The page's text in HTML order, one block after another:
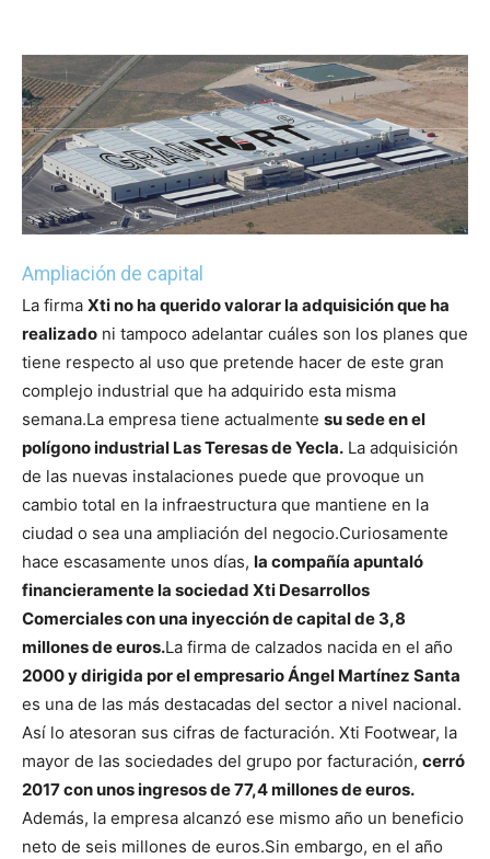
Ampliación de capital
La firma Xti no ha querido valorar la adquisición que ha
realizado ni tampoco adelantar cuáles son los planes que
tiene respecto al uso que pretende hacer de este gran
complejo industrial que ha adquirido esta misma
semana.La empresa tiene actualmente su sede en el
polígono industrial Las Teresas de Yecla. La adquisición
de las nuevas instalaciones puede que provoque un
cambio total en la infraestructura que mantiene en la
ciudad o sea una ampliación del negocio.Curiosamente
hace escasamente unos días, la compañía apuntaló
financieramente la sociedad Xti Desarrollos
Comerciales con una inyección de capital de 3,8
millones de euros.La firma de calzados nacida en el año
2000 y dirigida por el empresario Ángel Martínez Santa
es una de las más destacadas del sector a nivel nacional.
Así lo atesoran sus cifras de facturación. Xti Footwear, la
mayor de las sociedades del grupo por facturación, cerró
2017 con unos ingresos de 77,4 millones de euros.
Además, la empresa alcanzó ese mismo año un beneficio
neto de seis millones de euros.Sin embargo, en el año